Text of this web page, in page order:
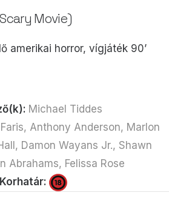
Movie)
amerikai horror, vígjáték 90’
Michael Tiddes
Anthony Anderson, Marlon
Damon Wayans Jr., Shawn
Abrahams, Felissa Rose
Korhatár: